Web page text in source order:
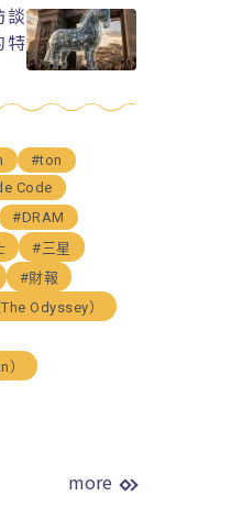
特
#ton
Code
#DRAM
#三星
#財報
Odyssey）
more